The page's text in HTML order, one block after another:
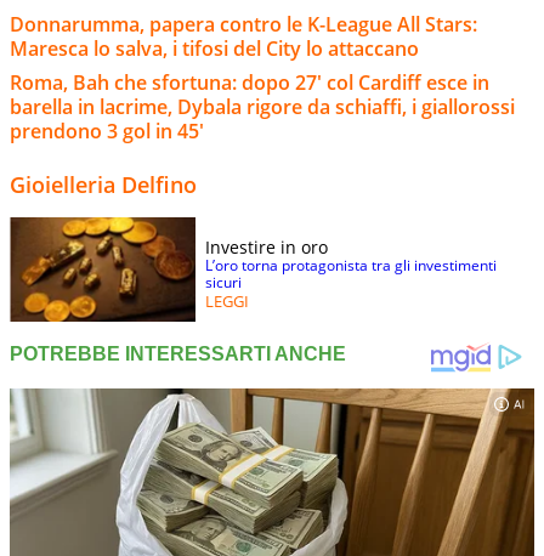
Donnarumma, papera contro le K-League All Stars:
Maresca lo salva, i tifosi del City lo attaccano
Roma, Bah che sfortuna: dopo 27' col Cardiff esce in
barella in lacrime, Dybala rigore da schiaffi, i giallorossi
prendono 3 gol in 45'
Gioielleria Delfino
Investire in oro
L’oro torna protagonista tra gli investimenti
sicuri
LEGGI